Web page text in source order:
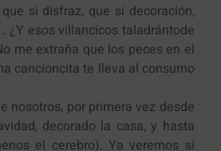
si disfraz, que si decoración,
¿Y esos villancicos taladrántode
me extraña que los peces en el
cancioncita te lleva al consumo
nosotros, por primera vez desde
decorado la casa, y hasta
el cerebro). Ya veremos si